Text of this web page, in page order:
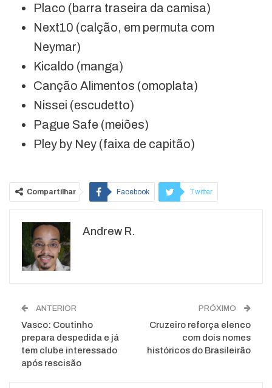
Placo (barra traseira da camisa)
Next10 (calção, em permuta com
Neymar)
Kicaldo (manga)
Canção Alimentos (omoplata)
Nissei (escudetto)
Pague Safe (meiões)
Pley by Ney (faixa de capitão)
Compartilhar Facebook Twitter
WhatsApp
Andrew R.
ANTERIOR
Vasco: Coutinho
prepara despedida e já
tem clube interessado
após rescisão
PRÓXIMO
Cruzeiro reforça elenco
com dois nomes
históricos do Brasileirão